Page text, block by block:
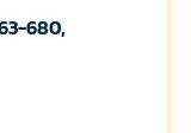
680,